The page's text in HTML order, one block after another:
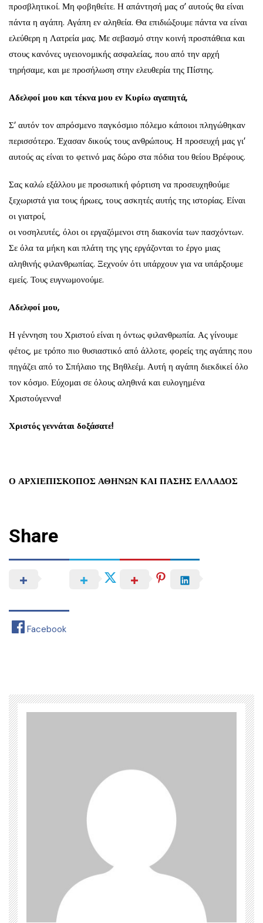
προσβλητικοί. Μη φοβηθείτε. Η απάντησή μας σ’ αυτούς θα είναι
πάντα η αγάπη. Αγάπη εν αληθεία. Θα επιδιώξουμε πάντα να είναι
ελεύθερη η Λατρεία μας. Με σεβασμό στην κοινή προσπάθεια και
στους κανόνες υγειονομικής ασφαλείας, που από την αρχή
τηρήσαμε, και με προσήλωση στην ελευθερία της Πίστης.
Αδελφοί μου και τέκνα μου εν Κυρίω αγαπητά,
Σ’ αυτόν τον απρόσμενο παγκόσμιο πόλεμο κάποιοι πληγώθηκαν
περισσότερο. Έχασαν δικούς τους ανθρώπους. Η προσευχή μας γι’
αυτούς ας είναι το φετινό μας δώρο στα πόδια του θείου Βρέφους.
Σας καλώ εξάλλου με προσωπική φόρτιση να προσευχηθούμε
ξεχωριστά για τους ήρωες, τους ασκητές αυτής της ιστορίας. Είναι
οι γιατροί,
οι νοσηλευτές, όλοι οι εργαζόμενοι στη διακονία των πασχόντων.
Σε όλα τα μήκη και πλάτη της γης εργάζονται το έργο μιας
αληθινής φιλανθρωπίας. Ξεχνούν ότι υπάρχουν για να υπάρξουμε
εμείς. Τους ευγνωμονούμε.
Αδελφοί μου,
Η γέννηση του Χριστού είναι η όντως φιλανθρωπία. Ας γίνουμε
φέτος, με τρόπο πιο θυσιαστικό από άλλοτε, φορείς της αγάπης που
πηγάζει από το Σπήλαιο της Βηθλεέμ. Αυτή η αγάπη διεκδικεί όλο
τον κόσμο. Εύχομαι σε όλους αληθινά και ευλογημένα
Χριστούγεννα!
Χριστός γεννάται δοξάσατε!
Ο ΑΡΧΙΕΠΙΣΚΟΠΟΣ ΑΘΗΝΩΝ ΚΑΙ ΠΑΣΗΣ ΕΛΛΑΔΟΣ
Share
Facebook